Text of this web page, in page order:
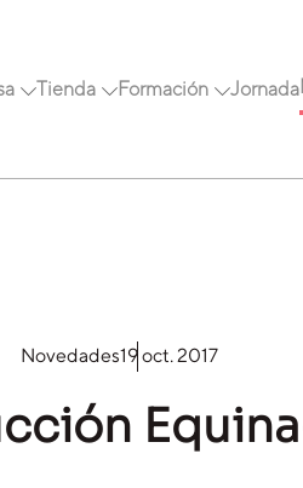
Tienda Formación Jornada
Novedades19 oct. 2017